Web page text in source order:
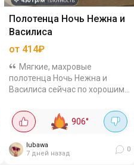
Полотенца Ночь Нежна и
Василиса
от 414₽
Мягкие, махровые
полотенца Ночь Нежна и
Василиса сейчас по хорошим
промокоду. Отлично
впитывают влагу. Так набор
из 2 полотенец "Classic"...
906°
lubawa
7 дней назад
0